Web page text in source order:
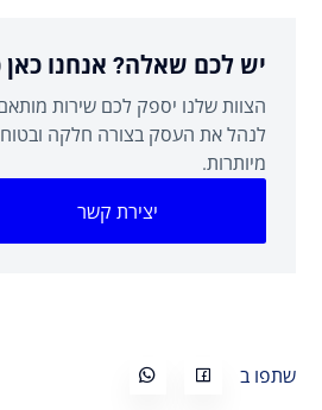
יש לכם שאלה? אנחנו כאן
הצוות שלנו יספק לכם שירות
לנהל את העסק בצורה חלקה
מיותרות.
יצירת קשר
שתפו ב